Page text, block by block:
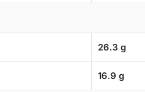
26.3 g
16.9 g